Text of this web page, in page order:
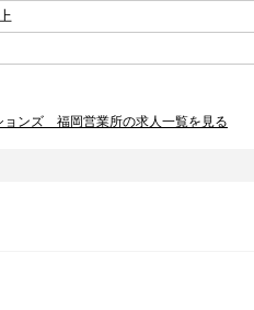
ョンズ 福岡営業所の求人一覧を見る